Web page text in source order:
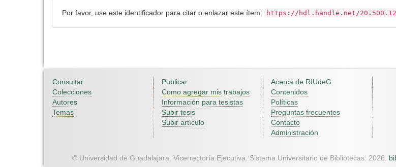
Por favor, use este identificador para citar o enlazar este ítem: https://hdl.handle.net/
Consultar
Colecciones
Autores
Temas
Publicar
Como agregar mis trabajos
Información para tesistas
Subir tesis
Subir artículo
Acerca de RIUdeG
Contenidos
Políticas
Preguntas frecuentes
Contacto
Administración
© Universidad de Guadalajara. Vicerrectoría Ejecutiva. Sistema Universitario de Bibliotecas. 2026.